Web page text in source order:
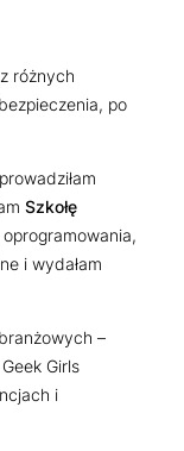
różnych
po
Szkołę
i wydałam
–
Girls
i